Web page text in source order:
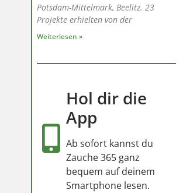
Potsdam-Mittelmark, Beelitz. 23
Projekte erhielten von der
Weiterlesen »
Hol dir die
App
Ab sofort kannst du
Zauche 365 ganz
bequem auf deinem
Smartphone lesen.